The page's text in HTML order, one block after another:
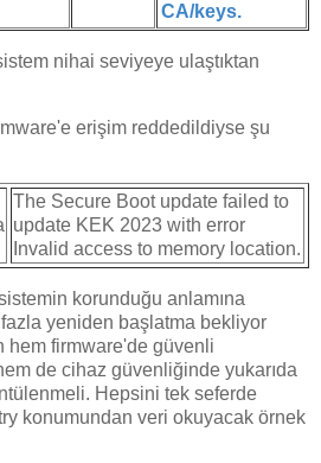
CA/keys.
nihai seviyeye ulaştıktan
erişim reddedildiyse şu
The Secure Boot update failed to
update KEK 2023 with error
Invalid access to memory location.
korunduğu anlamına
yeniden başlatma bekliyor
hem firmware'de güvenli
de cihaz güvenliğinde yukarıda
Hepsini tek seferde
konumundan veri okuyacak örnek